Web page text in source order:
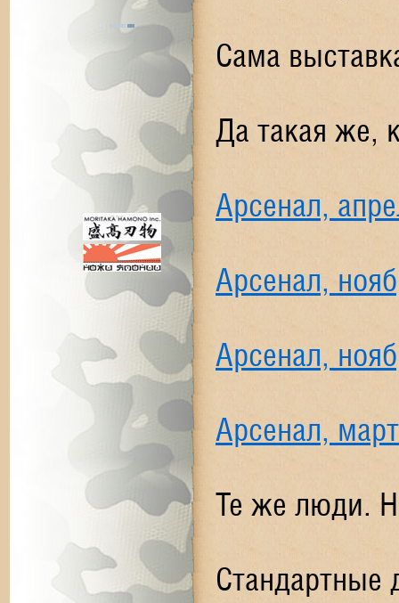
Сама
Да такая же,
Арсенал,
Арсенал,
Арсенал,
Арсенал,
Те же люди.
Стандартные